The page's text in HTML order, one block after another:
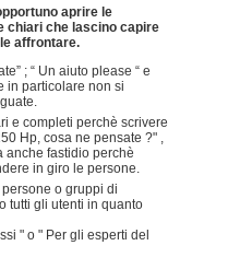
aprire le
chiari che lascino capire
affrontare.
; “ Un aiuto please “ e
in particolare non si
e completi perchè scrivere
Hp, cosa ne pensate ?" ,
anche fastidio perchè
in giro le persone.
o gruppi di
tutti gli utenti in quanto
" o " Per gli esperti del